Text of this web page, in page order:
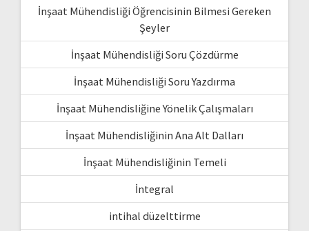
İnşaat Mühendisliği Öğrencisinin Bilmesi Gereken
Şeyler
İnşaat Mühendisliği Soru Çözdürme
İnşaat Mühendisliği Soru Yazdırma
İnşaat Mühendisliğine Yönelik Çalışmaları
İnşaat Mühendisliğinin Ana Alt Dalları
İnşaat Mühendisliğinin Temeli
İntegral
intihal düzelttirme